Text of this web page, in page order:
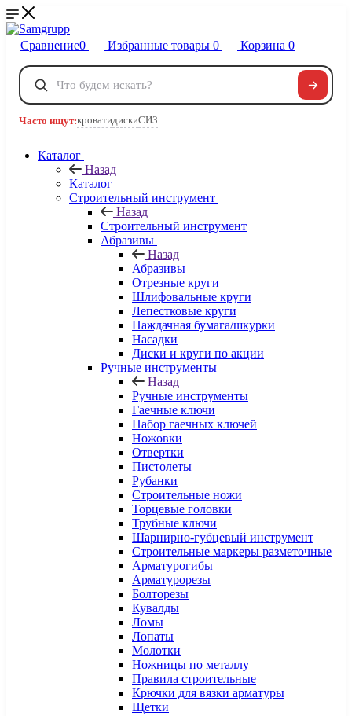
Сравнение0 Избранные товары 0 Корзина 0
Телефоны
8 800 222-40-09
Часто ищут:кроватидискиСИЗ
Каталог
Назад
Каталог
Строительный инструмент
Назад
Строительный инструмент
Абразивы
Назад
Абразивы
Отрезные круги
Шлифовальные круги
Лепестковые круги
Наждачная бумага/шкурки
Насадки
Диски и круги по акции
Ручные инструменты
Назад
Ручные инструменты
Гаечные ключи
Набор гаечных ключей
Ножовки
Отвертки
Пистолеты
Рубанки
Строительные ножи
Торцевые головки
Трубные ключи
Шарнирно-губцевый инструмент
Строительные маркеры разметочные
Арматурогибы
Арматурорезы
Болторезы
Кувалды
Ломы
Лопаты
Молотки
Ножницы по металлу
Правила строительные
Крючки для вязки арматуры
Щетки